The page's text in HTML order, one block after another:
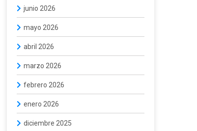
junio 2026
mayo 2026
abril 2026
marzo 2026
febrero 2026
enero 2026
diciembre 2025